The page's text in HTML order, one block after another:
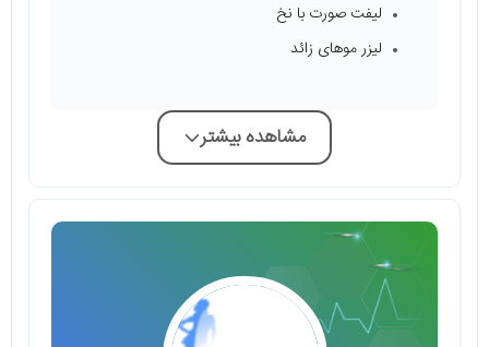
لیفت صورت با نخ
لیزر موهای زائد
مشاهده بیشتر